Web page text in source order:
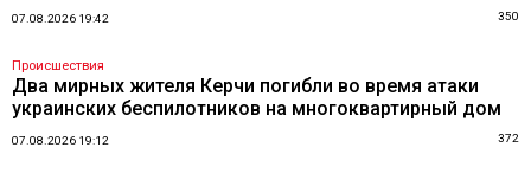
07.08.2026 19:42 350
Происшествия
Два мирных жителя Керчи погибли во время атаки
украинских беспилотников на многоквартирный дом
07.08.2026 19:12 372